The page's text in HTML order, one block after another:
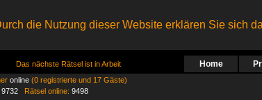
die Nutzung dieser Website erklären Sie sich
Das nächste Rätsel ist in Arbeit Home
online (0 registrierte und 17 Gäste)
9732 Rätsel online: 9498